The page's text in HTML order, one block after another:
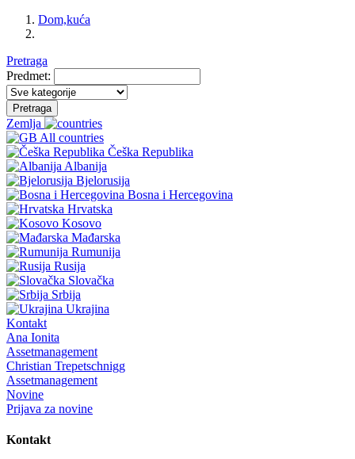
Dom,kuća
Pretraga
Predmet:
Pretraga
Zemlja
All countries
Češka Republika
Albanija
Bjelorusija
Bosna i Hercegovina
Hrvatska
Kosovo
Mađarska
Rumunija
Rusija
Slovačka
Srbija
Ukrajina
Kontakt
Ana Ionita
Assetmanagement
Christian Trepetschnigg
Assetmanagement
Novine
Prijava za novine
Kontakt